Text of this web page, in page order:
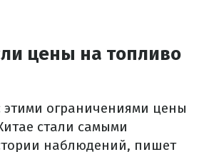
цены на топливо
ограничениями цены
стали самыми
наблюдений, пишет